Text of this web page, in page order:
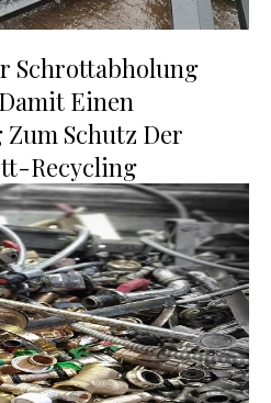
Schrottabholung
Einen
Schutz Der
Recycling